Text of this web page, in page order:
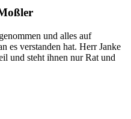
und alles auf
es verstanden hat. Herr Janke
und steht ihnen nur Rat und